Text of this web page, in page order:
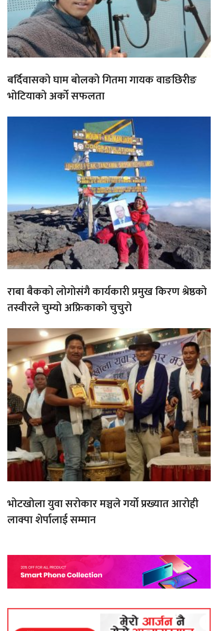
बर्दिवासको घाम बोलको गितमा गायक वाङछिरीङ
भोटियाको अर्को सफलता
राबा बैकको लोगोसंगै कार्यकारी प्रमुख किरण श्रेष्ठको
तस्वीरले चुम्यो अफ्रिकाको चुचुरो
भोटखोला युवा सरोकार मञ्चले गर्यो प्रख्यात आरोही
लाक्पा शेर्पालाई सम्मान